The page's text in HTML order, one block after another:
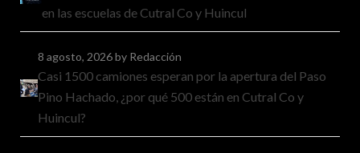
en las escuelas de Cutral Co y Huincul
8 agosto, 2026by Redacción
Casi 1500 camiones esperan por la apertura del Paso
Pino Hachado, ¿por qué 500 están en Cutral Co y
Huincul?